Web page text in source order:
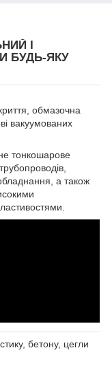
І
БУДЬ-ЯКУ
обмазочна
вакуумованих
тонкошарове
а також
бетону, цегли